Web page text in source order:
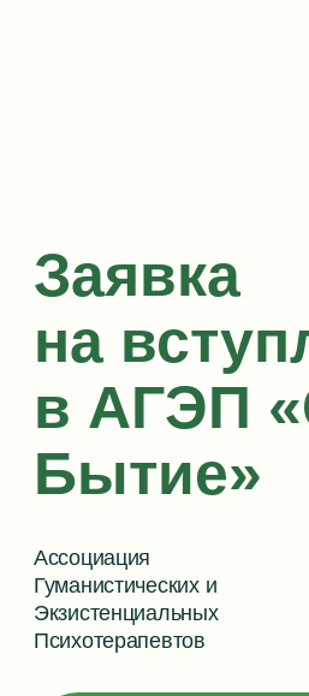
Ассоциация
Гуманистических и
Психотерапевтов
Заполнить